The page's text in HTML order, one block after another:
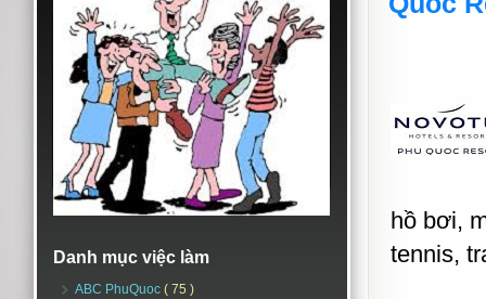
Danh mục việc làm
ABC PhuQuoc ( 75 )
hồ bơi,
tennis,